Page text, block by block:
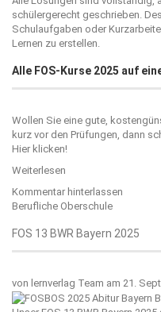
schülergerecht geschrieben.
Schulaufgaben oder
Lernen zu erstellen.
Alle FOS-Kurse 2025 auf
Wollen Sie eine gute,
kurz vor den Prüfungen, dann
Hier klicken!
Weiterlesen
Kommentar hinterlassen
Berufliche Oberschule
FOS 13 BWR Bayern 2025
von lernverlag Team am 21.